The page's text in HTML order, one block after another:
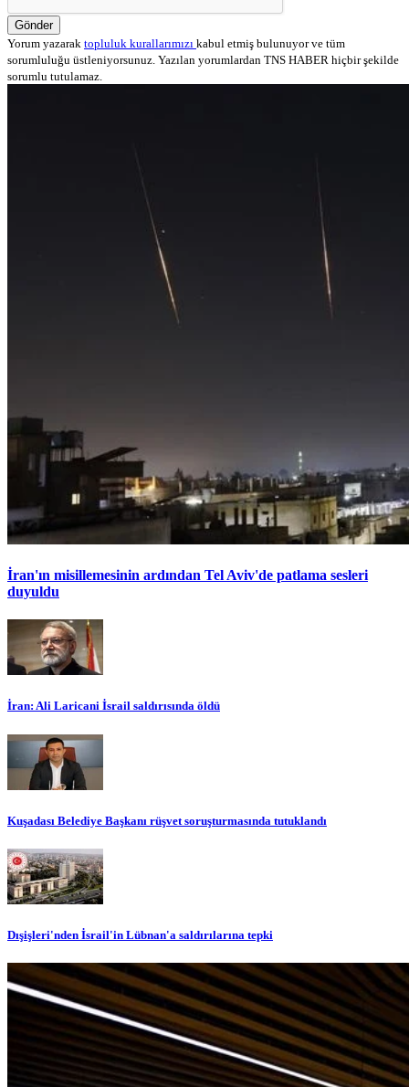
Gönder
Yorum yazarak topluluk kurallarımızı kabul etmiş bulunuyor ve tüm
sorumluluğu üstleniyorsunuz. Yazılan yorumlardan TNS HABER hiçbir şekilde
sorumlu tutulamaz.
İran'ın misillemesinin ardından Tel Aviv'de patlama sesleri
duyuldu
İran: Ali Laricani İsrail saldırısında öldü
Kuşadası Belediye Başkanı rüşvet soruşturmasında tutuklandı
Dışişleri'nden İsrail'in Lübnan'a saldırılarına tepki